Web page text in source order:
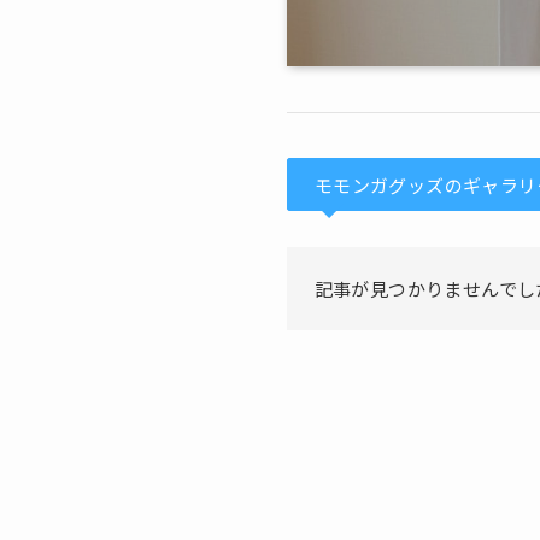
モモンガグッズのギャラ
記事が見つかりませんで